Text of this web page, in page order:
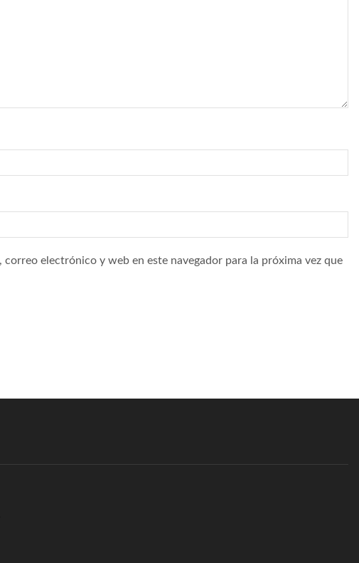
correo electrónico y web en este navegador para la próxima vez que